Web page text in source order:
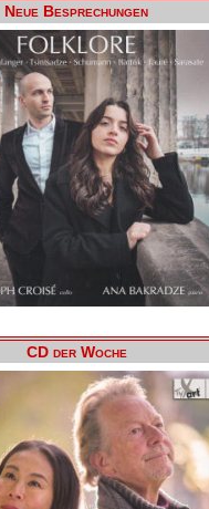
Neue Besprechungen
CD der Woche